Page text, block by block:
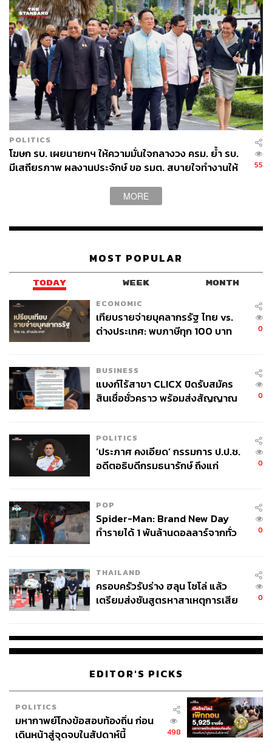
POLITICS
โฆษก รบ. เผยนายกฯ ให้ความมั่นใจกลางวง ครม. ย้ำ รบ.
มีเสถียรภาพ ผลงานประจักษ์ ขอ รมต. สบายใจทำงานให้
55
MORE
MOST POPULAR
TODAY WEEK MONTH
ECONOMIC
เทียบรายจ่ายบุคลากรรัฐ ไทย vs.
ต่างประเทศ: พบภาษีทุก 100 บาท
0
BUSINESS
แบงก์ไร้สาขา CLICX ปิดรับสมัคร
สินเชื่อชั่วคราว พร้อมส่งสัญญาณ
0
POLITICS
‘ประภาศ คงเอียด’ กรรมการ ป.ป.ช.
อดีตอธิบดีกรมธนารักษ์ ถึงแก่
0
POP
Spider-Man: Brand New Day
ทำรายได้ 1 พันล้านดอลลาร์จากทั่ว
0
THAILAND
ครอบครัวรับร่าง ฮลุน โซโล่ แล้ว
เตรียมส่งชันสูตรหาสาเหตุการเสีย
0
EDITOR'S PICKS
POLITICS
มหากาพย์โกงข้อสอบท้องถิ่น ก่อน
เดินหน้าสู่จุดจบในสัปดาห์นี้
498